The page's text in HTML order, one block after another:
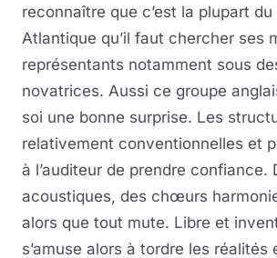
reconnaître que c’est la plupart
Atlantique qu’il faut chercher ses
représentants notamment sous
novatrices. Aussi ce groupe
soi une bonne surprise. Les
relativement conventionnelles et
à l’auditeur de prendre confiance.
acoustiques, des chœurs
alors que tout mute. Libre et
s’amuse alors à tordre les réalités